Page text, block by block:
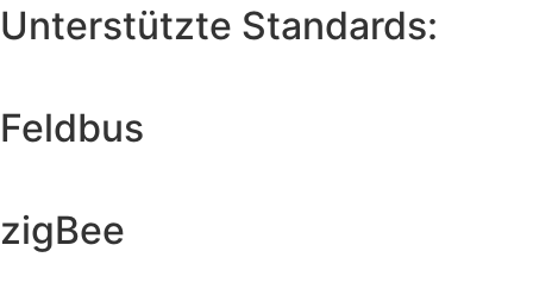
Unterstützte Standards:
Feldbus
zigBee